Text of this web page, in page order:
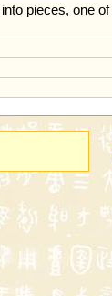
into pieces, one of